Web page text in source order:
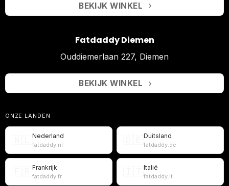
BEKIJK WINKEL
Fatdaddy Diemen
Ouddiemerlaan 227, Diemen
BEKIJK WINKEL
ONZE LANDEN
Nederland
fatdaddy.nl
Duitsland
fatdaddy.de
Frankrijk
fatdaddy.fr
Italië
fatdaddy.it